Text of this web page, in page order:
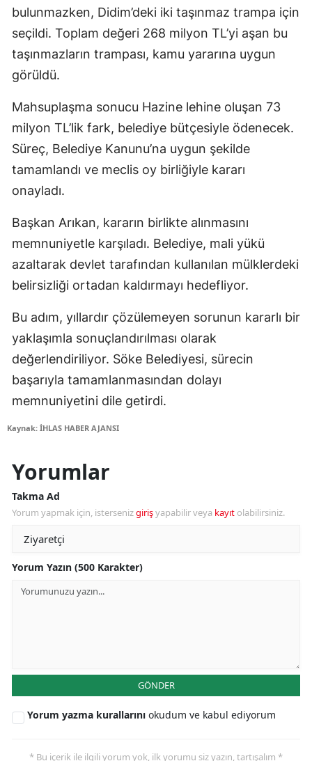
bulunmazken, Didim’deki iki taşınmaz trampa için
seçildi. Toplam değeri 268 milyon TL’yi aşan bu
taşınmazların trampası, kamu yararına uygun
görüldü.
Mahsuplaşma sonucu Hazine lehine oluşan 73
milyon TL’lik fark, belediye bütçesiyle ödenecek.
Süreç, Belediye Kanunu’na uygun şekilde
tamamlandı ve meclis oy birliğiyle kararı
onayladı.
Başkan Arıkan, kararın birlikte alınmasını
memnuniyetle karşıladı. Belediye, mali yükü
azaltarak devlet tarafından kullanılan mülklerdeki
belirsizliği ortadan kaldırmayı hedefliyor.
Bu adım, yıllardır çözülemeyen sorunun kararlı bir
yaklaşımla sonuçlandırılması olarak
değerlendiriliyor. Söke Belediyesi, sürecin
başarıyla tamamlanmasından dolayı
memnuniyetini dile getirdi.
Kaynak: İHLAS HABER AJANSI
Yorumlar
Takma Ad
Yorum yapmak için, istersenizgirişyapabilir veya kayıt olabilirsiniz.
Yorum Yazın (500 Karakter)
GÖNDER
Yorum yazma kurallarını okudum ve kabul ediyorum
* Bu içerik ile ilgili yorum yok, ilk yorumu siz yazın, tartışalım *